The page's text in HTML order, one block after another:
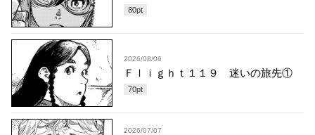
80pt
2026/08/06
Ｆｌｉｇｈｔ１１９ 迷いの旅先①
70pt
2026/07/07